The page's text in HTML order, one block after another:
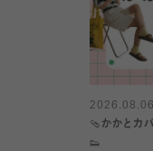
2026.08.06
🩴かかとカ
👟